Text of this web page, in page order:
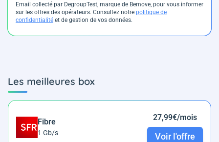
Email collecté par DegroupTest, marque de Bemove, pour vous informer
sur les offres des opérateurs. Consultez notre politique de
confidentialité et de gestion de vos données.
Les meilleures box
Fibre
1 Gb/s
27,99€/mois
Voir l'offre